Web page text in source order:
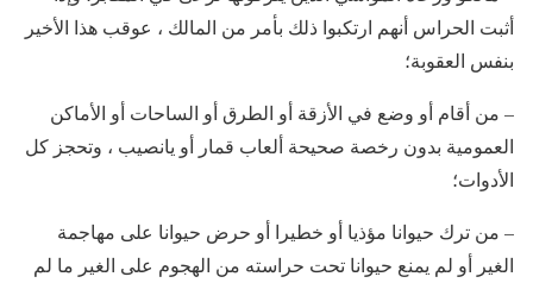
أثبت الحراس أنهم ارتكبوا ذلك بأمر من المالك ، عوقب هذا الأخير
بنفس العقوبة؛
– من أقام أو وضع في الأزقة أو الطرق أو الساحات أو الأماكن
العمومية بدون رخصة صحيحة ألعاب قمار أو يانصيب ، وتحجز كل
الأدوات؛
– من ترك حيوانا مؤذيا أو خطيرا أو حرض حيوانا على مهاجمة
الغير أو لم يمنع حيوانا تحت حراسته من الهجوم على الغير ما لم